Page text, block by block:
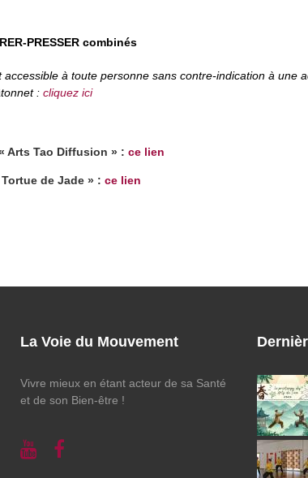
PRESSER combinés
à toute personne sans contre-indication à une
: cliquez ici
Arts Tao Diffusion » : ce lien
de Jade » : ce lien
La Voie du Mouvement
Vivre mieux en étant acteur de sa Santé
et de son Bien-être !